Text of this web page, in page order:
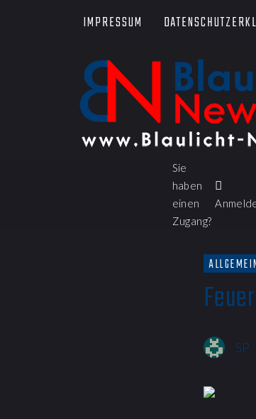
IMPRESSUM
Sie
haben
einen
Zugang?
SP